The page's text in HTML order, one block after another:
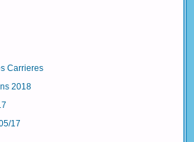
Carrieres
2018
17